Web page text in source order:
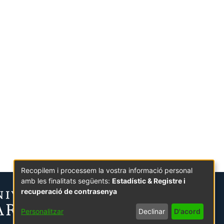
Recopilem i processem la vostra informació personal
amb les finalitats següents: Estadístic & Registre i
recuperació de contrasenya
Personalitzar Declinar D'acord